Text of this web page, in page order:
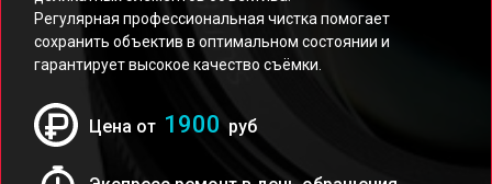
Регулярная профессиональная чистка помогает
сохранить объектив в оптимальном состоянии и
гарантирует высокое качество съёмки.
Цена от 1900 руб